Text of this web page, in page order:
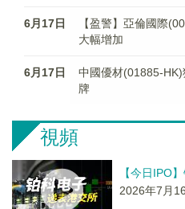
6月17日
【盈警】亞倫國際
大幅增加
6月17日
中國優材(01885-
牌
視頻
【今日IPO
2026年7月